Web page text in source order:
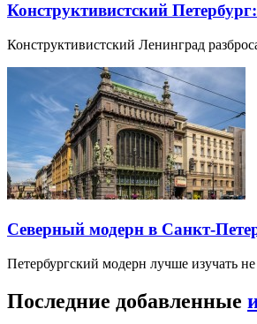
Конструктивистский
Конструктивистский Ленинград
Северный модерн в Санкт-
Петербургский модерн лучше изучать
Последние добавленные